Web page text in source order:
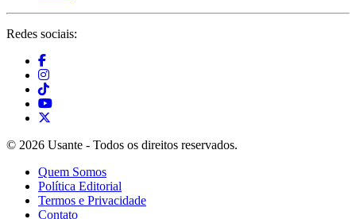
Redes sociais:
© 2026 Usante - Todos os direitos reservados.
Quem Somos
Política Editorial
Termos e Privacidade
Contato